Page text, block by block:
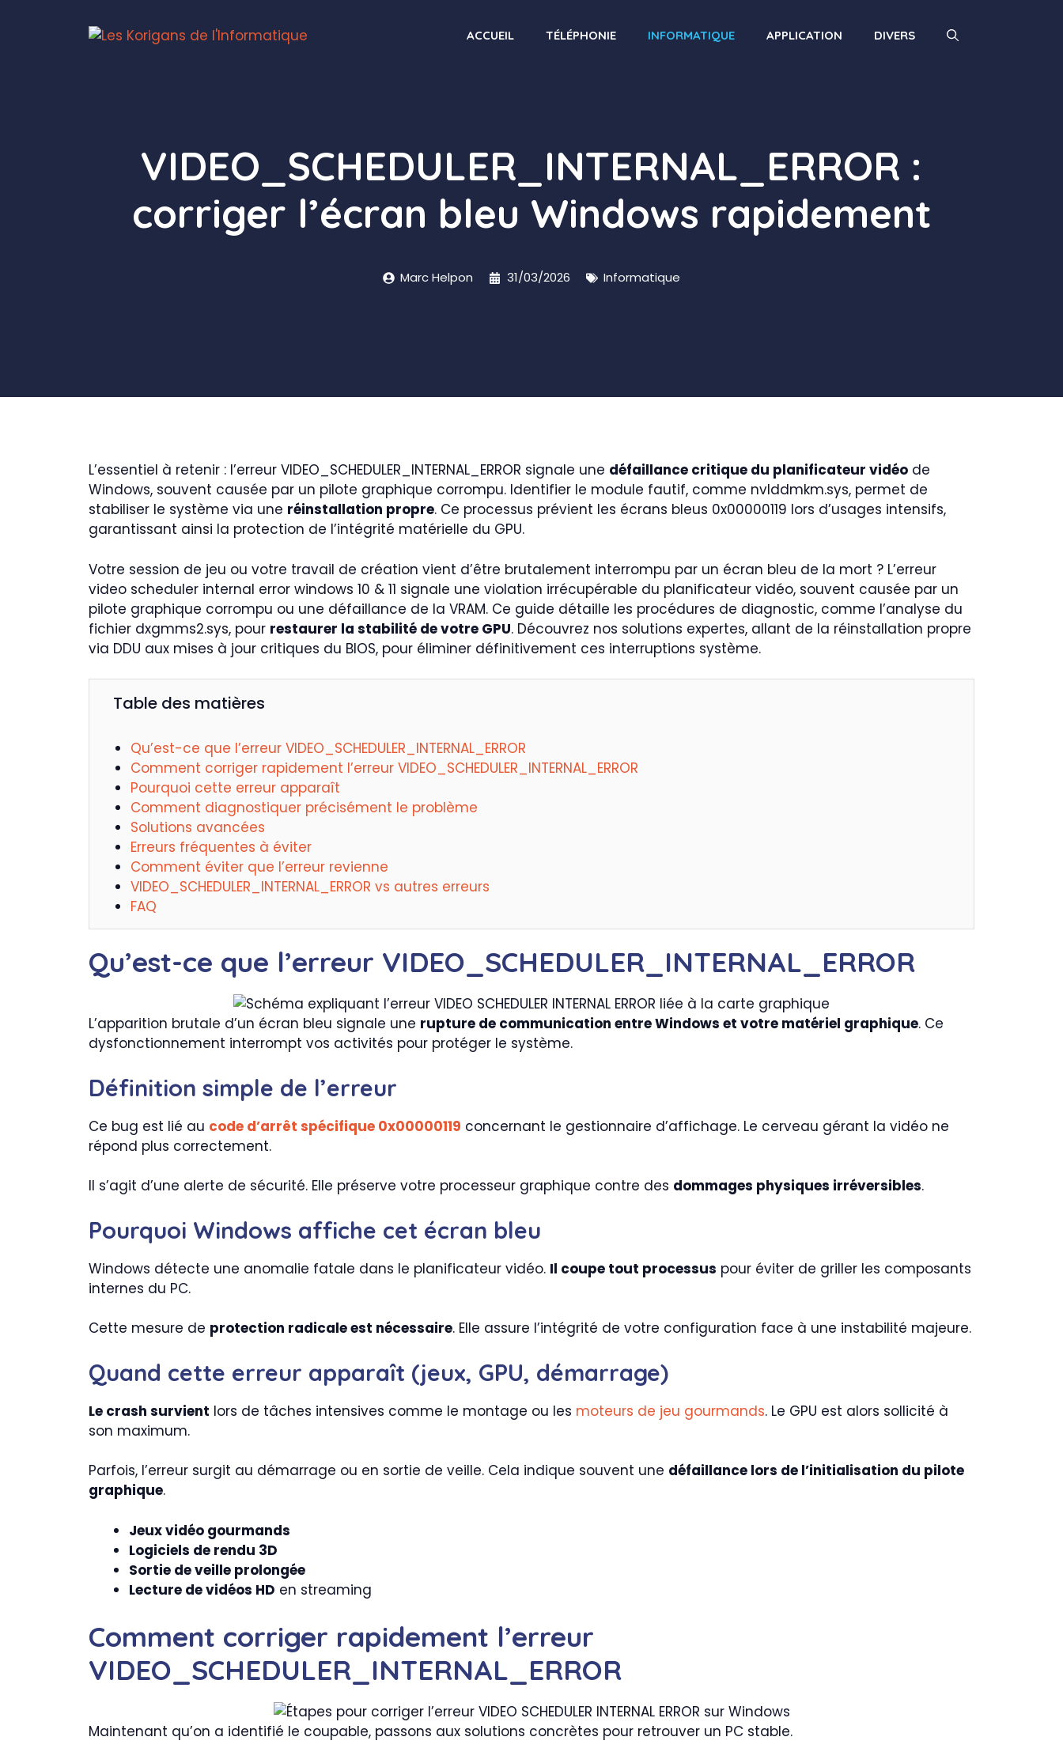
ACCUEIL TÉLÉPHONIE INFORMATIQUE APPLICATION DIVERS
VIDEO_SCHEDULER_INTERNAL_ERROR :
corriger l’écran bleu Windows rapidement
Marc Helpon 31/03/2026 Informatique
L’essentiel à retenir : l’erreur VIDEO_SCHEDULER_INTERNAL_ERROR signale une défaillance critique du planificateur vidéo de
Windows, souvent causée par un pilote graphique corrompu. Identifier le module fautif, comme nvlddmkm.sys, permet de
stabiliser le système via une réinstallation propre. Ce processus prévient les écrans bleus 0x00000119 lors d’usages intensifs,
garantissant ainsi la protection de l’intégrité matérielle du GPU.
Votre session de jeu ou votre travail de création vient d’être brutalement interrompu par un écran bleu de la mort ? L’erreur
video scheduler internal error windows 10 & 11 signale une violation irrécupérable du planificateur vidéo, souvent causée par un
pilote graphique corrompu ou une défaillance de la VRAM. Ce guide détaille les procédures de diagnostic, comme l’analyse du
fichier dxgmms2.sys, pour restaurer la stabilité de votre GPU. Découvrez nos solutions expertes, allant de la réinstallation propre
via DDU aux mises à jour critiques du BIOS, pour éliminer définitivement ces interruptions système.
Table des matières
Qu’est-ce que l’erreur VIDEO_SCHEDULER_INTERNAL_ERROR
Comment corriger rapidement l’erreur VIDEO_SCHEDULER_INTERNAL_ERROR
Pourquoi cette erreur apparaît
Comment diagnostiquer précisément le problème
Solutions avancées
Erreurs fréquentes à éviter
Comment éviter que l’erreur revienne
VIDEO_SCHEDULER_INTERNAL_ERROR vs autres erreurs
FAQ
Qu’est-ce que l’erreur VIDEO_SCHEDULER_INTERNAL_ERROR
L’apparition brutale d’un écran bleu signale une rupture de communication entre Windows et votre matériel graphique. Ce
dysfonctionnement interrompt vos activités pour protéger le système.
Définition simple de l’erreur
Ce bug est lié au code d’arrêt spécifique 0x00000119 concernant le gestionnaire d’affichage. Le cerveau gérant la vidéo ne
répond plus correctement.
Il s’agit d’une alerte de sécurité. Elle préserve votre processeur graphique contre des dommages physiques irréversibles.
Pourquoi Windows affiche cet écran bleu
Windows détecte une anomalie fatale dans le planificateur vidéo. Il coupe tout processus pour éviter de griller les composants
internes du PC.
Cette mesure de protection radicale est nécessaire. Elle assure l’intégrité de votre configuration face à une instabilité majeure.
Quand cette erreur apparaît (jeux, GPU, démarrage)
Le crash survient lors de tâches intensives comme le montage ou les moteurs de jeu gourmands. Le GPU est alors sollicité à
son maximum.
Parfois, l’erreur surgit au démarrage ou en sortie de veille. Cela indique souvent une défaillance lors de l’initialisation du pilote
graphique.
Jeux vidéo gourmands
Logiciels de rendu 3D
Sortie de veille prolongée
Lecture de vidéos HD en streaming
Comment corriger rapidement l’erreur
VIDEO_SCHEDULER_INTERNAL_ERROR
Maintenant qu’on a identifié le coupable, passons aux solutions concrètes pour retrouver un PC stable.